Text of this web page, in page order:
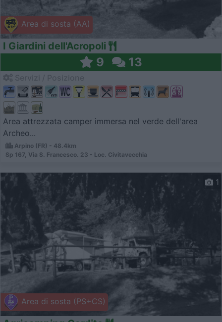
Area di sosta (AA)
I Giardini dell'Acropoli
9 13
Area attrezzata camper immersa nel verde dell'area
Archeo...
Arpino (FR) - 48.4km
Sp 167, Via S. Francesco. 23 - Loc. Civitavecchia
Area di sosta (PS+CS)
1